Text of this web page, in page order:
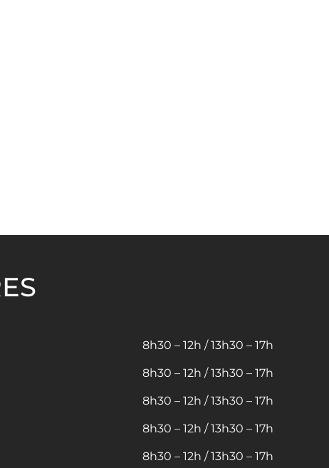
8h30 – 12h / 13h30 – 17h
8h30 – 12h / 13h30 – 17h
8h30 – 12h / 13h30 – 17h
8h30 – 12h / 13h30 – 17h
8h30 – 12h / 13h30 – 17h